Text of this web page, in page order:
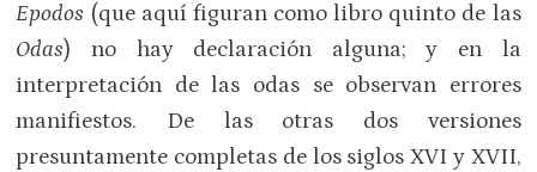
Epodos (que aquí figuran como libro quinto de las
Odas) no hay declaración alguna; y en la
interpretación de las odas se observan errores
manifiestos. De las otras dos versiones
presuntamente completas de los siglos XVI y XVII,